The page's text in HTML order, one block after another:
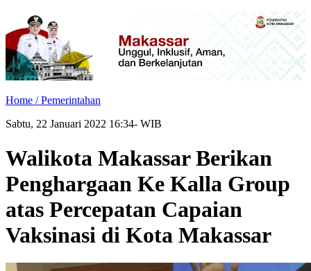
Home /Pemerintahan
Sabtu, 22 Januari 2022 16:34- WIB
Walikota Makassar Berikan
Penghargaan Ke Kalla Group
atas Percepatan Capaian
Vaksinasi di Kota Makassar